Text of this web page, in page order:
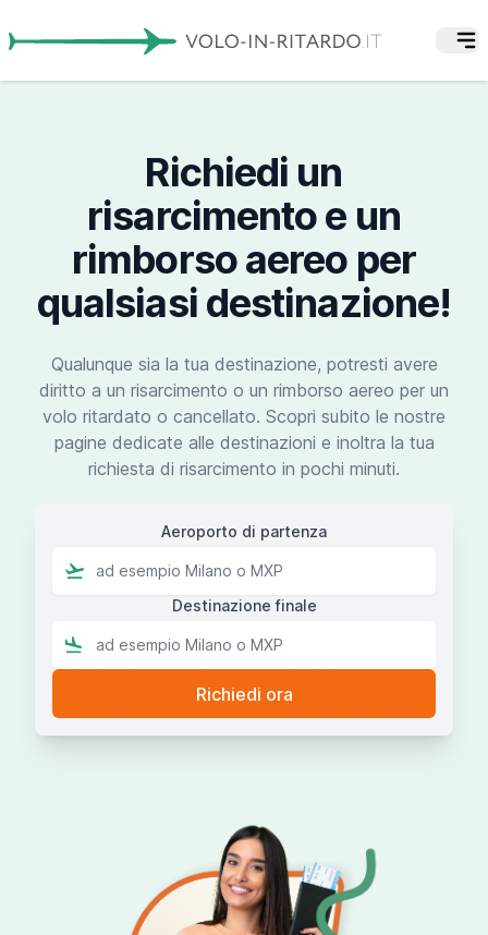
Richiedi un
risarcimento e un
rimborso aereo per
qualsiasi destinazione!
Qualunque sia la tua destinazione, potresti avere
diritto a un risarcimento o un rimborso aereo per un
volo ritardato o cancellato. Scopri subito le nostre
pagine dedicate alle destinazioni e inoltra la tua
richiesta di risarcimento in pochi minuti.
Aeroporto di partenza
Destinazione finale